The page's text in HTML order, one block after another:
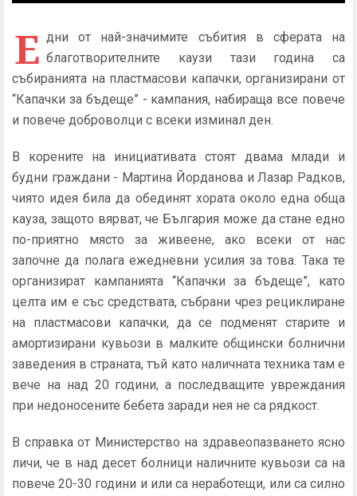
Е дни от най-значимите събития в сферата на
благотворителните каузи тази година са
събиранията на пластмасови капачки, организирани от
“Капачки за бъдеще” - кампания, набираща все повече
и повече доброволци с всеки изминал ден.
В корените на инициативата стоят двама млади и
будни граждани - Мартина Йорданова и Лазар Радков,
чиято идея била да обединят хората около една обща
кауза, защото вярват, че България може да стане едно
по-приятно място за живеене, ако всеки от нас
започне да полага ежедневни усилия за това. Така те
организират кампанията “Капачки за бъдеще”, като
целта им е със средствата, събрани чрез рециклиране
на пластмасови капачки, да се подменят старите и
амортизирани кувьози в малките общински болнични
заведения в страната, тъй като наличната техника там е
вече на над 20 години, а последващите увреждания
при недоносените бебета заради нея не са рядкост.
В справка от Министерство на здравеопазването ясно
личи, че в над десет болници наличните кувьози са на
повече 20-30 години и или са неработещи, или са силно